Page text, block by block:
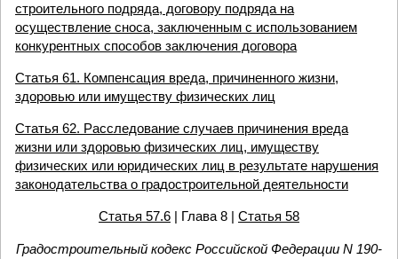
строительного подряда, договору подряда на
осуществление сноса, заключенным с использованием
конкурентных способов заключения договора
Статья 61. Компенсация вреда, причиненного жизни,
здоровью или имуществу физических лиц
Статья 62. Расследование случаев причинения вреда
жизни или здоровью физических лиц, имуществу
физических или юридических лиц в результате нарушения
законодательства о градостроительной деятельности
Статья 57.6| Глава 8 | Статья 58
Градостроительный кодекс Российской Федерации N 190-